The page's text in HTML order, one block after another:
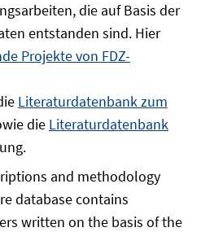
die auf Basis der
entstanden sind. Hier
Projekte von FDZ-
Literaturdatenbank zum
die Literaturdatenbank
and methodology
database contains
written on the basis of the